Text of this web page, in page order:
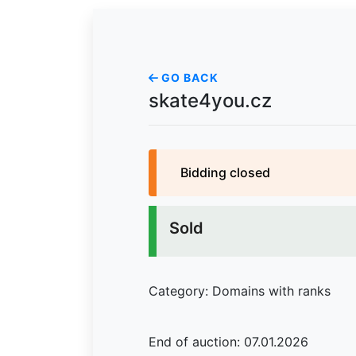
GO BACK
skate4you.cz
Bidding closed
Sold
Category: Domains with ranks
End of auction: 07.01.2026